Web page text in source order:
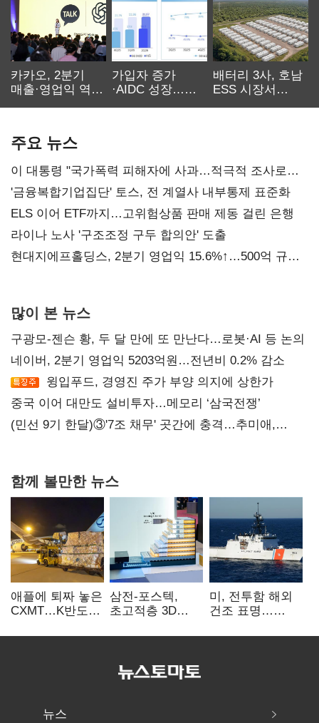
카카오, 2분기
매출·영업익 역대
가입자 증가
·AIDC 성장…
배터리 3사, 호남
ESS 시장서
주요 뉴스
이 대통령 "국가폭력 피해자에 사과…적극적 조사로
진실 밝혀야"
'금융복합기업집단' 토스, 전 계열사 내부통제 표준화
ELS 이어 ETF까지…고위험상품 판매 제동 걸린 은행
라이나 노사 '구조조정 구두 합의안' 도출
현대지에프홀딩스, 2분기 영업익 15.6%↑…500억 규모
많이 본 뉴스
구광모-젠슨 황, 두 달 만에 또 만난다…로봇·AI 등 논의
네이버, 2분기 영업익 5203억원…전년비 0.2% 감소
윙입푸드, 경영진 주가 부양 의지에 상한가
중국 이어 대만도 설비투자…메모리 ‘삼국전쟁’
(민선 9기 한달)③'7조 채무' 곳간에 충격…추미애,
함께 볼만한 뉴스
애플에 퇴짜 놓은
CXMT…K반도체
삼전-포스텍,
초고적층 3D
성능·전력효율
미, 전투함 해외
건조 표명…
‘청신호’
뉴스